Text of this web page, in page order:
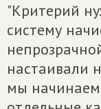
"Критерий
систему
настаивали
мы